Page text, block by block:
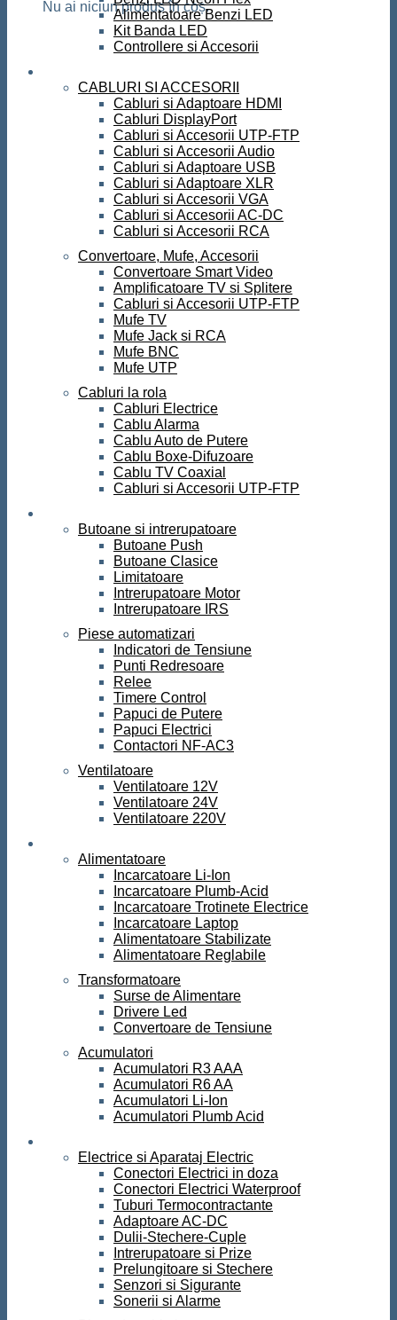
Nu ai niciun produs în coș.
Alimentatoare Benzi LED
Kit Banda LED
Controllere si Accesorii
CABLURI SI ACCESORII
Cabluri si Adaptoare HDMI
Cabluri DisplayPort
Cabluri si Accesorii UTP-FTP
Cabluri si Accesorii Audio
Cabluri si Adaptoare USB
Cabluri si Adaptoare XLR
Cabluri si Accesorii VGA
Cabluri si Accesorii AC-DC
Cabluri si Accesorii RCA
Convertoare, Mufe, Accesorii
Convertoare Smart Video
Amplificatoare TV si Splitere
Cabluri si Accesorii UTP-FTP
Mufe TV
Mufe Jack si RCA
Mufe BNC
Mufe UTP
Cabluri la rola
Cabluri Electrice
Cablu Alarma
Cablu Auto de Putere
Cablu Boxe-Difuzoare
Cablu TV Coaxial
Cabluri si Accesorii UTP-FTP
Butoane si intrerupatoare
Butoane Push
Butoane Clasice
Limitatoare
Intrerupatoare Motor
Intrerupatoare IRS
Piese automatizari
Indicatori de Tensiune
Punti Redresoare
Relee
Timere Control
Papuci de Putere
Papuci Electrici
Contactori NF-AC3
Ventilatoare
Ventilatoare 12V
Ventilatoare 24V
Ventilatoare 220V
Alimentatoare
Incarcatoare Li-Ion
Incarcatoare Plumb-Acid
Incarcatoare Trotinete Electrice
Incarcatoare Laptop
Alimentatoare Stabilizate
Alimentatoare Reglabile
Transformatoare
Surse de Alimentare
Drivere Led
Convertoare de Tensiune
Acumulatori
Acumulatori R3 AAA
Acumulatori R6 AA
Acumulatori Li-Ion
Acumulatori Plumb Acid
Electrice si Aparataj Electric
Conectori Electrici in doza
Conectori Electrici Waterproof
Tuburi Termocontractante
Adaptoare AC-DC
Dulii-Stechere-Cuple
Intrerupatoare si Prize
Prelungitoare si Stechere
Senzori si Sigurante
Sonerii si Alarme